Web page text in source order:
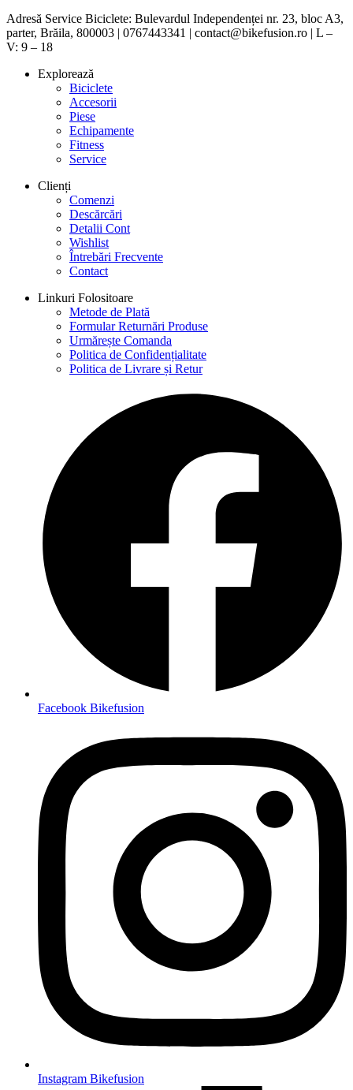
Adresă Service Biciclete: Bulevardul Independenței nr. 23, bloc A3,
parter, Brăila, 800003 | 0767443341 | contact@bikefusion.ro | L –
V: 9 – 18
Explorează
Biciclete
Accesorii
Piese
Echipamente
Fitness
Service
Clienți
Comenzi
Descărcări
Detalii Cont
Wishlist
Întrebări Frecvente
Contact
Linkuri Folositoare
Metode de Plată
Formular Returnări Produse
Urmărește Comanda
Politica de Confidențialitate
Politica de Livrare și Retur
Facebook Bikefusion
Instagram Bikefusion